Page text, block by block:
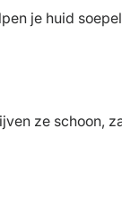
je huid
ze schoon,